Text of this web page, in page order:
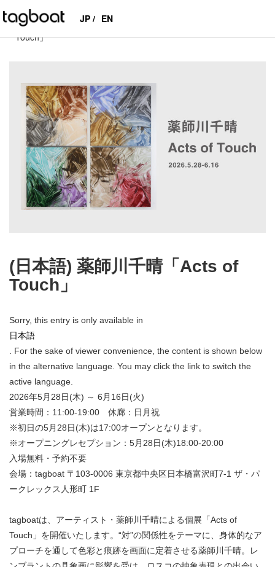
JP / EN
tagboat>EXHIBITIONS>
Touch」
(日本語) 薬師川千晴「Acts of
Touch」
Sorry, this entry is only available in
日本語
. For the sake of viewer convenience, the content is shown below
in the alternative language. You may click the link to switch the
active language.
2026年5月28日(木) ～ 6月16日(火)
営業時間：11:00-19:00 休廊：日月祝
※初日の5月28日(木)は17:00オープンとなります。
※オープニングレセプション：5月28日(木)18:00-20:00
入場無料・予約不要
会場：tagboat 〒103-0006 東京都中央区日本橋富沢町7-1 ザ・パ
ークレックス人形町 1F
tagboatは、アーティスト・薬師川千晴による個展「Acts of
Touch」を開催いたします。“対”の関係性をテーマに、身体的なア
プローチを通して色彩と痕跡を画面に定着させる薬師川千晴。レ